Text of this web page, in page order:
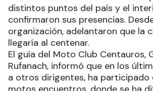
distintos puntos del país y el
confirmaron sus presencias.
organización, adelantaron que la
llegaría al centenar.
El guía del Moto Club Centauros,
Rufanach, informó que en los
a otros dirigentes, ha participado